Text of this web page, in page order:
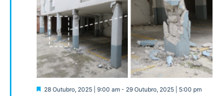
Destaque
28 Outubro, 2025 | 9:00 am- 29 Outubro, 2025 | 5:00 pm